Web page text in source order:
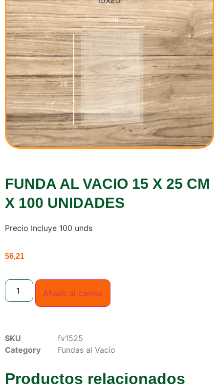
FUNDA AL VACIO 15 X 25 CM
X 100 UNIDADES
Precio Incluye 100 unds
$6,21
Añadir al carrito
SKU
fv1525
Category
Fundas al Vacío
Productos relacionados